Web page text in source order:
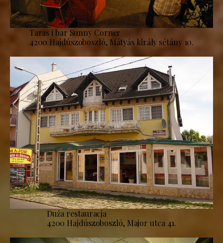
Taras i bar Sunny Corner
4200 Hajdúszoboszló, Mátyás király sétány 10.
Duża restauracja
4200 Hajdúszoboszló, Major utca 41.